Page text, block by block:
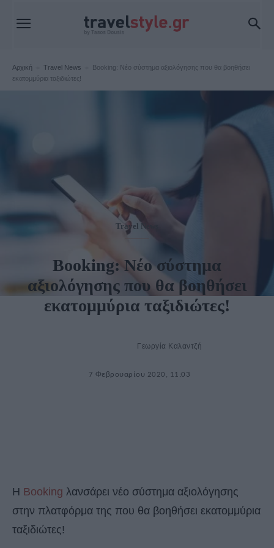
Αρχική Travel News
Booking: Νέο σύστημα αξιολόγησης που θα βοηθήσει
εκατομμύρια ταξιδιώτες!
Travel News
Booking: Νέο σύστημα
αξιολόγησης που θα βοηθήσει
εκατομμύρια ταξιδιώτες!
Γεωργία Καλαντζή
7 Φεβρουαρίου 2020, 11:03
Η Booking λανσάρει νέο σύστημα αξιολόγησης
στην πλατφόρμα της που θα βοηθήσει εκατομμύρια
ταξιδιώτες!